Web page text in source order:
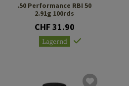
.50 Performance RBI 50
2.91g 100rds
CHF 31.90
Lagernd